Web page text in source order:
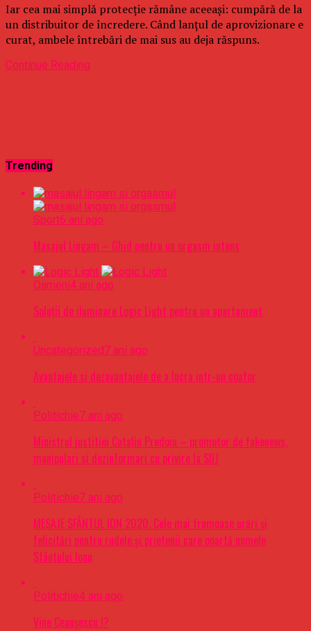
Iar cea mai simplă protecție rămâne aceeași: cumpără de la
un distribuitor de încredere. Când lanțul de aprovizionare e
curat, ambele întrebări de mai sus au deja răspuns.
Continue Reading
Trending
Sport6 ani ago
Masajul Lingam – Ghid pentru un orgasm intens
Oameni4 ani ago
Soluții de iluminare Logic Light pentru un apartament
Uncategorized7 ani ago
Avantajele si dezavantajele de a lucra intr-un coafor
Politichie7 ani ago
Ministrul justitiei Catalin Predoiu – promotor de fakenews,
manipulari si dezinformari cu privire la SIIJ
Politichie7 ani ago
MESAJE SFÂNTUL ION 2020. Cele mai frumoase urări şi
felicitări pentru rudele şi prietenii care poartă numele
Sfântului Ioan
Politichie4 ani ago
Vine Ceaușescu !?